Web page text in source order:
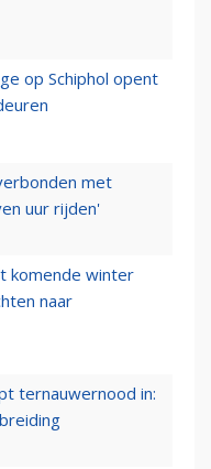
op Schiphol opent
met
uur rijden'
komende winter
naar
ternauwernood in: